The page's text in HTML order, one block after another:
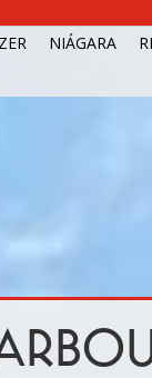
NIÁGARA